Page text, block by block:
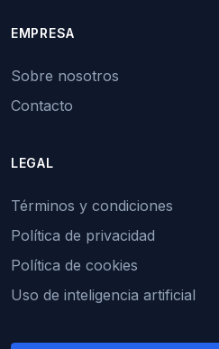
EMPRESA
Sobre nosotros
Contacto
LEGAL
Términos y condiciones
Política de privacidad
Política de cookies
Uso de inteligencia artificial